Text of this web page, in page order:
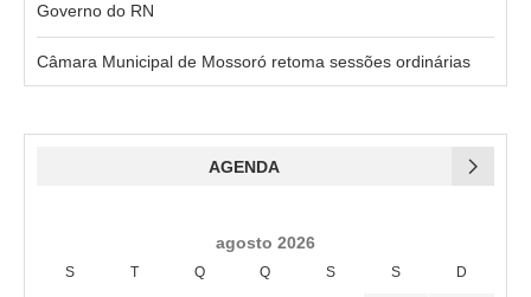
Governo do RN
Câmara Municipal de Mossoró retoma sessões ordinárias
AGENDA
agosto 2026
S T Q Q S S D